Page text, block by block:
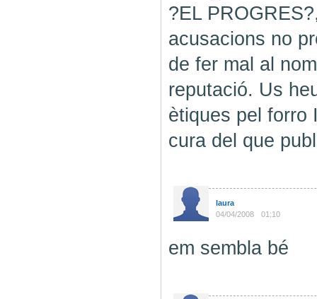
?EL
acusacions no
de fer mal al
reputació. Us
ètiques pel forro
cura del que
laura
04/04/2008
01:10
em sembla bé